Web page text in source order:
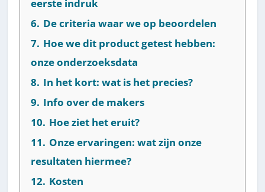
eerste indruk
6. De criteria waar we op beoordelen
7. Hoe we dit product getest hebben:
onze onderzoeksdata
8. In het kort: wat is het precies?
9. Info over de makers
10. Hoe ziet het eruit?
11. Onze ervaringen: wat zijn onze
resultaten hiermee?
12. Kosten